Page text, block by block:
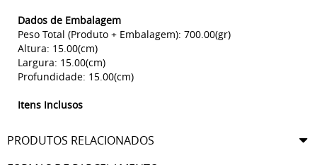
Dados de Embalagem
Peso Total (Produto + Embalagem): 700.00(gr)
Altura: 15.00(cm)
Largura: 15.00(cm)
Profundidade: 15.00(cm)
Itens Inclusos
PRODUTOS RELACIONADOS